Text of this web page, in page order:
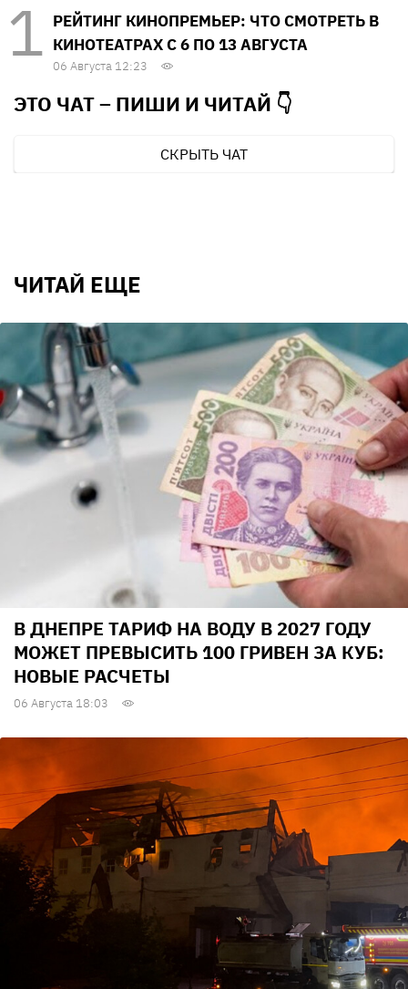
РЕЙТИНГ КИНОПРЕМЬЕР: ЧТО СМОТРЕТЬ В
КИНОТЕАТРАХ С 6 ПО 13 АВГУСТА
06 Августа 12:23
ЭТО ЧАТ – ПИШИ И ЧИТАЙ 👇
СКРЫТЬ ЧАТ
ЧИТАЙ ЕЩЕ
В ДНЕПРЕ ТАРИФ НА ВОДУ В 2027 ГОДУ
МОЖЕТ ПРЕВЫСИТЬ 100 ГРИВЕН ЗА КУБ:
НОВЫЕ РАСЧЕТЫ
06 Августа 18:03